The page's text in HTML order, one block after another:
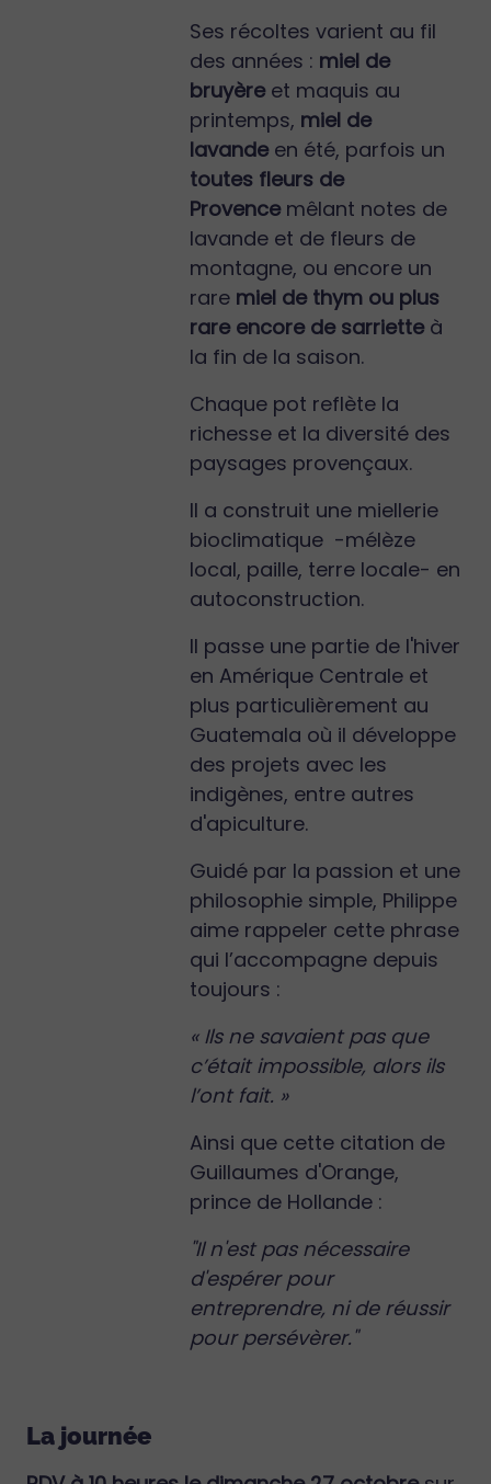
Ses récoltes varient au fil
des années : miel de
bruyèreet maquis au
printemps, miel de
lavandeen été, parfois un
toutes fleurs de
Provencemêlant notes de
lavande et de fleurs de
montagne, ou encore un
rare miel de thym ou plus
rare encore de sarrietteà
la fin de la saison.
Chaque pot reflète la
richesse et la diversité des
paysages provençaux.
Il a construit une miellerie
bioclimatique -mélèze
local, paille, terre locale- en
autoconstruction.
Il passe une partie de l'hiver
en Amérique Centrale et
plus particulièrement au
Guatemala où il développe
des projets avec les
indigènes, entre autres
d'apiculture.
Guidé par la passion et une
philosophie simple, Philippe
aime rappeler cette phrase
qui l’accompagne depuis
toujours :
« Ils ne savaient pas que
c’était impossible, alors ils
l’ont fait. »
Ainsi que cette citation de
Guillaumes d'Orange,
prince de Hollande :
"Il n'est pas nécessaire
d'espérer pour
entreprendre, ni de réussir
pour persévèrer."
La journée